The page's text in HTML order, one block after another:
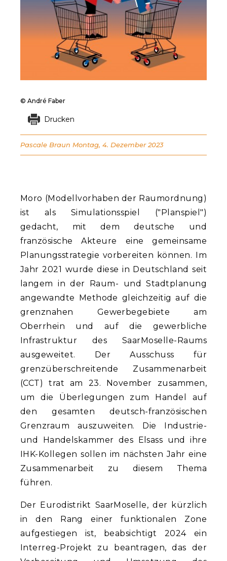
Moro (Modellvorhaben der Raumordnung)
ist als Simulationsspiel ("Planspiel")
gedacht, mit dem deutsche und
französische Akteure eine gemeinsame
Planungsstrategie vorbereiten können. Im
Jahr 2021 wurde diese in Deutschland seit
langem in der Raum- und Stadtplanung
angewandte Methode gleichzeitig auf die
grenznahen Gewerbegebiete am
Oberrhein und auf die gewerbliche
Infrastruktur des SaarMoselle-Raums
ausgeweitet. Der Ausschuss für
grenzüberschreitende Zusammenarbeit
(CCT) trat am 23. November zusammen,
um die Überlegungen zum Handel auf
den gesamten deutsch-französischen
Grenzraum auszuweiten. Die Industrie-
und Handelskammer des Elsass und ihre
IHK-Kollegen sollen im nächsten Jahr eine
Zusammenarbeit zu diesem Thema
führen.
Der Eurodistrikt SaarMoselle, der kürzlich
in den Rang einer funktionalen Zone
aufgestiegen ist, beabsichtigt 2024 ein
Interreg-Projekt zu beantragen, das der
© André Faber
Drucken
Pascale Braun Montag, 4. Dezember 2023